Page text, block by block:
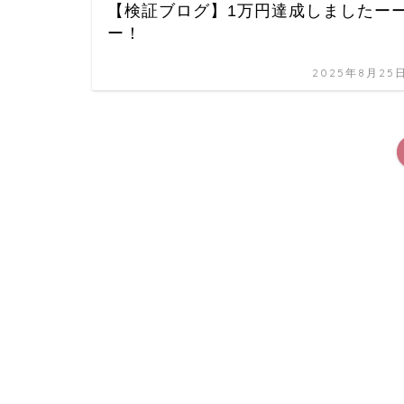
【検証ブログ】1万円達成しましたー
ー！
2025年8月25日